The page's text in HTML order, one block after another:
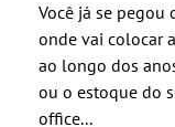
Você já se pegou
onde vai colocar
ao longo dos
ou o estoque do
office...